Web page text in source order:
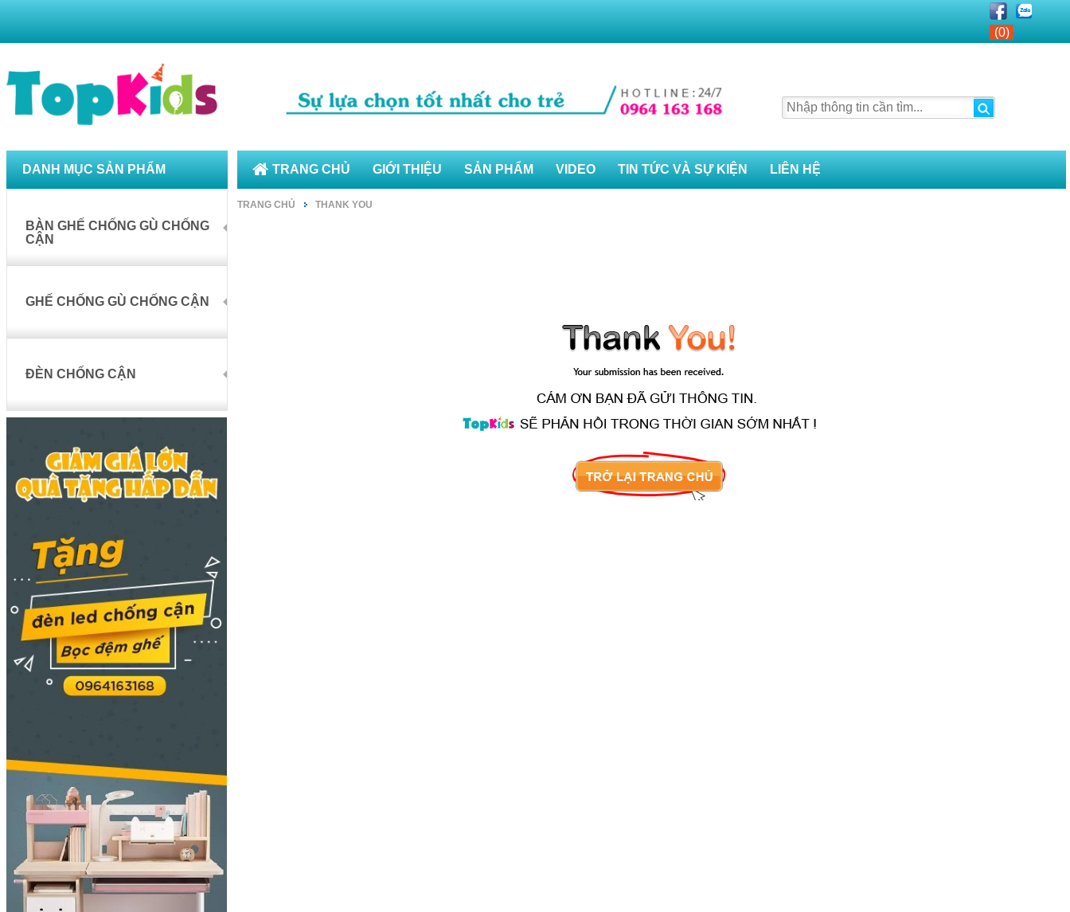
(0)
TRANG CHỦ GIỚI THIỆU SẢN PHẨM VIDEO TIN TỨC VÀ SỰ KIỆN LIÊN HỆ
TRANG CHỦ THANK YOU
DANH MỤC SẢN PHẨM
BÀN GHẾ CHỐNG GÙ CHỐNG
CẬN
GHẾ CHỐNG GÙ CHỐNG CẬN
ĐÈN CHỐNG CẬN